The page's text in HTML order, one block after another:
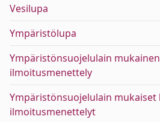
Vesilupa
Ympäristölupa
Ympäristönsuojelulain
ilmoitusmenettely
Ympäristönsuojelulain
ilmoitusmenettelyt